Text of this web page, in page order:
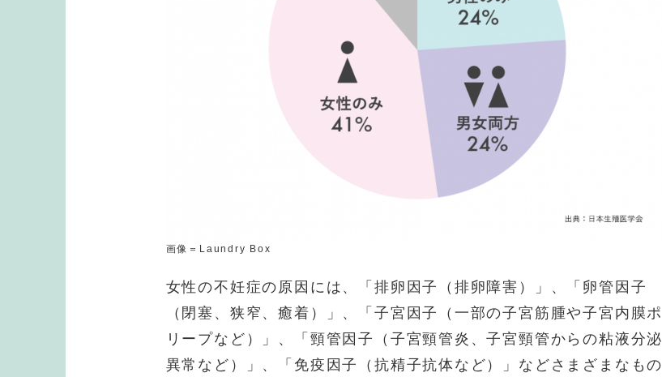
画像＝Laundry Box
女性の不妊症の原因には、「排卵因子（排卵障害）」、「卵管因子
（閉塞、狭窄、癒着）」、「子宮因子（一部の子宮筋腫や子宮内膜ポ
リープなど）」、「頸管因子（子宮頸管炎、子宮頸管からの粘液分泌
異常など）」、「免疫因子（抗精子抗体など）」などさまざまなもの